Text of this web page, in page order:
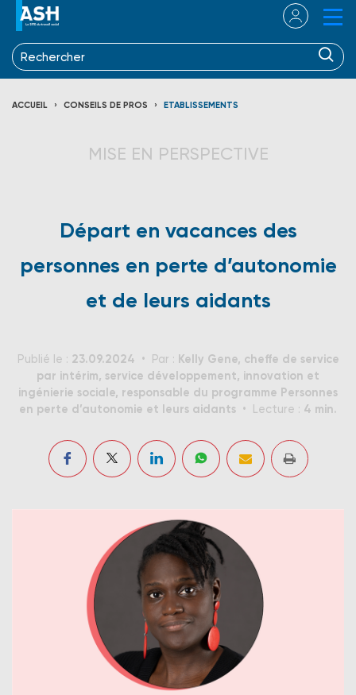
ACCUEIL CONSEILS DE PROS ETABLISSEMENTS
MISE EN PERSPECTIVE
Départ en vacances des
personnes en perte d’autonomie
et de leurs aidants
Publié le : 23.09.2024 Par : Kelly Gene, cheffe de service
par intérim, service développement, innovation et
ingénierie sociale, responsable du programme Personnes
en perte d’autonomie et leurs aidants
Lecture : 4 min.